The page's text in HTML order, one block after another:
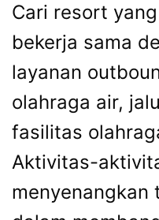
Cari resort
bekerja sama
layanan
olahraga air,
fasilitas
Aktivitas-